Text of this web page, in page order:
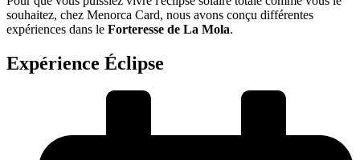
souhaitez, chez Menorca Card, nous avons conçu différentes
expériences dans le Forteresse de La Mola.
Expérience Éclipse